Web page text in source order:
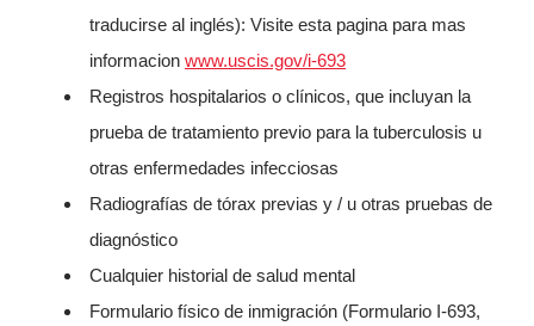
traducirse al inglés): Visite esta pagina para mas
informacion www.uscis.gov/i-693
Registros hospitalarios o clínicos, que incluyan la
prueba de tratamiento previo para la tuberculosis u
otras enfermedades infecciosas
Radiografías de tórax previas y / u otras pruebas de
diagnóstico
Cualquier historial de salud mental
Formulario físico de inmigración (Formulario I-693,